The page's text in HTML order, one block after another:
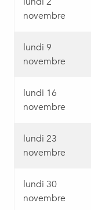
novembre
lundi 9
novembre
lundi 16
novembre
lundi 23
novembre
lundi 30
novembre